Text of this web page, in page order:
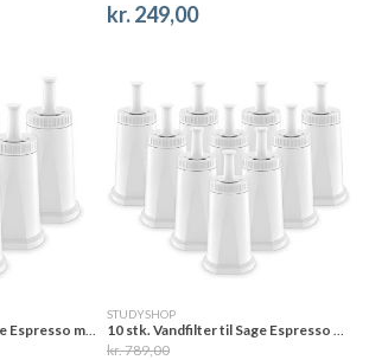
kr. 249,00
6 stk. Vandfilter til Sage Espresso maskiner
STUDYSHOP
10 stk. Vandfilter til Sage Espresso maskiner
kr. 789,00